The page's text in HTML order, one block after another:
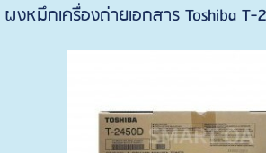
ผงหมึกเครื่องถ่ายเอกสาร Toshiba T-